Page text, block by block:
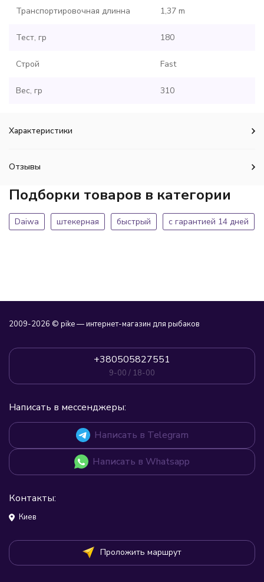
Транспортировочная длинна 1,37 m
Тест, гр 180
Строй Fast
Вес, гр 310
Характеристики
Отзывы
Подборки товаров в категории
Daiwa штекерная быстрый с гарантией 14 дней
2009-2026 © pike — интернет-магазин для рыбаков
+380505827551
9-00 / 18-00
Написать в мессенджеры:
Написать в Telegram
Написать в Whatsapp
Контакты:
Киев
Проложить маршрут